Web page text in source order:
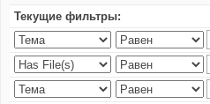
Текущие фильтры: